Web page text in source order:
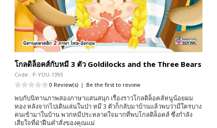
โกลดิล็อคส์กับหมี 3 ตัว Goldilocks and the Three Bears
Code : P-YOU-1393
0 Review(s) | Be the first to review
พบกับนิทานภาพสองภาษาแสนสนุก เรื่องราวโกลดิล็อคส์หนูน้อยผม
ทอง หลังจากไปเดินเล่นในป่า หมี 3 ตัวก็กลับมาบ้านแล้วพบว่ามีใครบาง
คนเข้ามาในบ้าน พวกหมีประหลาดใจมากที่พบโกลดิล็อคส์ ซึ่งกำลัง
เสียใจที่ฝ่าฝืนคำสั่งของคุณแม่